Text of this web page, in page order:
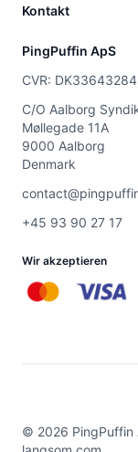
Kontakt
PingPuffin ApS
CVR: DK33643284
C/O Aalborg
Møllegade 11A
9000 Aalborg
Denmark
+45 93 90 27 17
Wir akzeptieren
© 2026 PingPuffin